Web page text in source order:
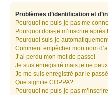
Problèmes d’identification et
Pourquoi ne puis-je pas me
Pourquoi dois-je m’inscrire après
Pourquoi suis-je
Comment empêcher mon nom
J’ai perdu mon mot de passe!
Je suis enregistré mais je ne
Je me suis enregistré par le
Que signifie COPPA?
Pourquoi ne puis-je pas